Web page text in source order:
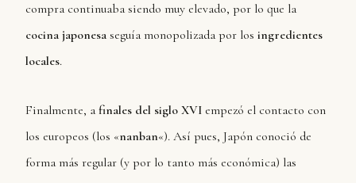
compra continuaba siendo muy elevado, por lo que la
cocina japonesa seguía monopolizada por los ingredientes
locales.
Finalmente, a finales del siglo XVI empezó el contacto con
los europeos (los «nanban«). Así pues, Japón conoció de
forma más regular (y por lo tanto más económica) las